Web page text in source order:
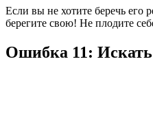
Если вы не хотите беречь его
берегите свою! Не плодите
Ошибка 11: